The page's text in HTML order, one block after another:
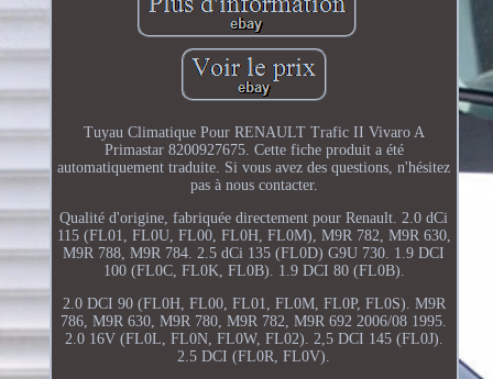
Tuyau Climatique Pour RENAULT Trafic II Vivaro A
Primastar 8200927675. Cette fiche produit a été
automatiquement traduite. Si vous avez des questions, n'hésitez
pas à nous contacter.
Qualité d'origine, fabriquée directement pour Renault. 2.0 dCi
115 (FL01, FL0U, FL00, FL0H, FL0M), M9R 782, M9R 630,
M9R 788, M9R 784. 2.5 dCi 135 (FL0D) G9U 730. 1.9 DCI
100 (FL0C, FL0K, FL0B). 1.9 DCI 80 (FL0B).
2.0 DCI 90 (FL0H, FL00, FL01, FL0M, FL0P, FL0S). M9R
786, M9R 630, M9R 780, M9R 782, M9R 692 2006/08 1995.
2.0 16V (FL0L, FL0N, FL0W, FL02). 2,5 DCI 145 (FL0J).
2.5 DCI (FL0R, FL0V).